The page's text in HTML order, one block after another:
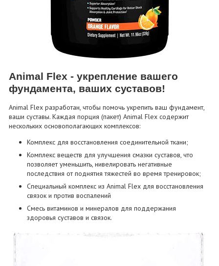
Animal Flex - укрепление вашего
фундамента, ваших суставов!
Animal Flex разработан, чтобы помочь укрепить ваш фундамент,
ваши суставы. Каждая порция (пакет) Animal Flex содержит
нескольких основополагающих комплексов:
Комплекс для восстановления соединительной ткани;
Комплекс веществ для улучшения смазки суставов, что
позволяет уменьшить, нивелировать негативные
последствия от поднятия тяжестей во время тренировок;
Специальный комплекс из Animal Flex для восстановления
связок и против воспалений
Смесь витаминов и минералов для поддержания
здоровья суставов и связок.